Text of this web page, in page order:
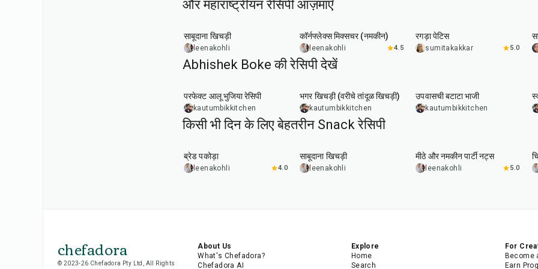
और महाराष्ट्रीयन रेसिपी आज़माएँ
साबूदाना खिचड़ी
leenakohli
कॉर्नफ्लेक्स मिक्सचर (नमकीन)
leenakohli 4.5
रगड़ा पेटिस
sumitakakkar 5.0
Abhishek Boke की रेसिपी देखें
परफेक्ट आलू भुजिया रेसिपी
kautumbikkitchen
भगर खिचड़ी (वरीचे तांदूळ खिचड़ी)
kautumbikkitchen
उपवासची बटाटा भाजी
kautumbikkitchen
किसी भी दिन के लिए बेहतरीन Snack रेसिपी
ब्रेड पकोड़ा
leenakohli 4.0
साबूदाना खिचड़ी
leenakohli
मीठे और नमकीन पार्टी नट्स
leenakohli 5.0
chefadora
© 2023-26 Chefadora Pty Ltd, All Rights
About Us
What's Chefadora?
Chefadora AI
Explore
Home
Search
For
Become
Earn